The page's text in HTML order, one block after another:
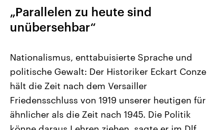
Landtagswahl Sachsen-Anhalt
2026
Alle Informationen
Sachsen-Anhalt wählt am 6.
September 2026 einen neuen
Landtag. Seit 2021 wird das
Bundesland von einer Koalition aus
USA
Aktuelle Beiträge,
Hintergründe
Wirtschaftlich und
gehören die Vereinigten
den mächtigsten Ländern
mit großem Einfluss auf
„Parallelen zu heute sind
unübersehbar“
Nationalismus, enttabuisierte Sprache und
politische Gewalt: Der Historiker Eckart Conze
hält die Zeit nach dem Versailler
Friedensschluss von 1919 unserer heutigen für
ähnlicher als die Zeit nach 1945. Die Politik